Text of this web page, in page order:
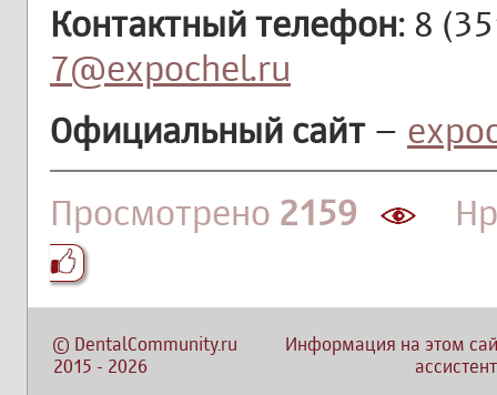
Контактный телефон: 8
7@expochel.ru
Официальный сайт–
Просмотрено 2159
© DentalCommunity.ru
2015 - 2026
Информация на этом